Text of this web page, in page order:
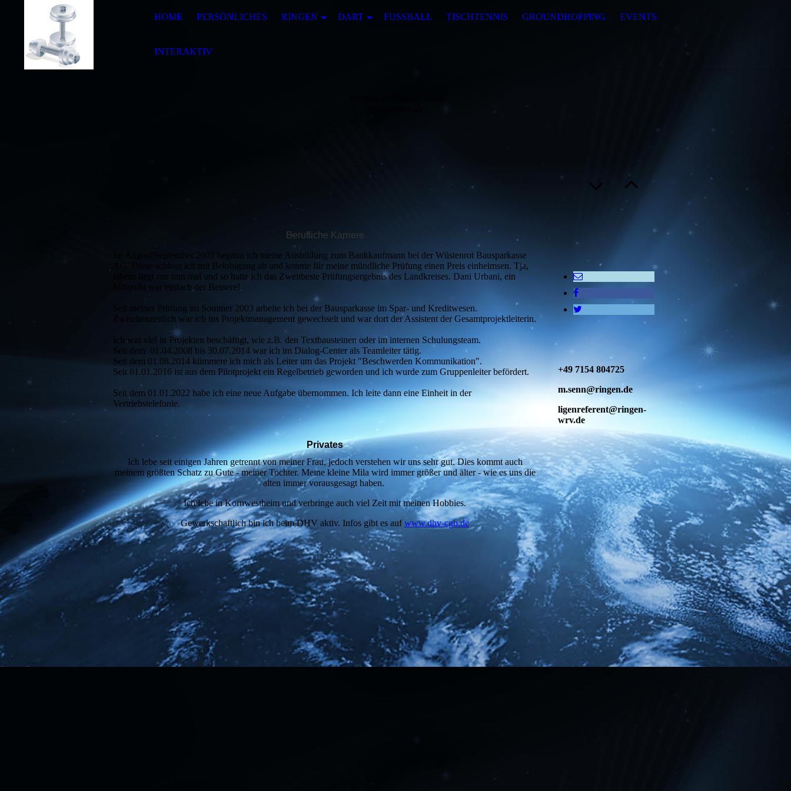
HOME PERSÖNLICHES RINGEN DART FUSSBALL TISCHTENNIS GROUNDHOPPING EVENTS
INTERAKTIV
Berufliche Karriere
Im August/September 2001 begann ich meine Ausbildung zum Bankkaufmann bei der Wüstenrot Bausparkasse
AG. Diese schloss ich mit Belobigung ab und konnte für meine mündliche Prüfung einen Preis einheimsen. Tja,
labern liegt mir nun mal und so hatte ich das Zweitbeste Prüfungsergebnis des Landkreises. Dani Urbani, ein
Mitazubi war einfach der Bessere!
Seit meiner Prüfung im Sommer 2003 arbeite ich bei der Bausparkasse im Spar- und Kreditwesen.
Zwischenzeitlich war ich ins Projektmanagement gewechselt und war dort der Assistent der Gesamtprojektleiterin.
Ich war viel in Projekten beschäftigt, wie z.B. den Textbausteinen oder im internen Schulungsteam.
Seit dem 01.04.2008 bis 30.07.2014 war ich im Dialog-Center als Teamleiter tätig.
Seit dem 01.08.2014 kümmere ich mich als Leiter um das Projekt "Beschwerden Kommunikation".
Seit 01.01.2016 ist aus dem Pilotprojekt ein Regelbetrieb geworden und ich wurde zum Gruppenleiter befördert.
Seit dem 01.01.2022 habe ich eine neue Aufgabe übernommen. Ich leite dann eine Einheit in der
Vertriebstelefonie.
Privates
Ich lebe seit einigen Jahren getrennt von meiner Frau, jedoch verstehen wir uns sehr gut. Dies kommt auch
meinem größten Schatz zu Gute - meiner Tochter. Meine kleine Mila wird immer größer und älter - wie es uns die
alten immer vorausgesagt haben.
Ich lebe in Kornwestheim und verbringe auch viel Zeit mit meinen Hobbies.
Gewerkschaftlich bin ich beim DHV aktiv. Infos gibt es aufwww.dhv-cgb.de
+49 7154 804725
m.senn@ringen.de
ligenreferent@ringen-
wrv.de